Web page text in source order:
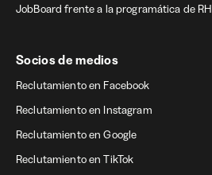
JobBoard frente a la programática de RH
Socios de medios
Reclutamiento en Facebook
Reclutamiento en Instagram
Reclutamiento en Google
Reclutamiento en TikTok